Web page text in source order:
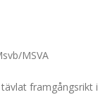
MSVA
framgångsrikt i